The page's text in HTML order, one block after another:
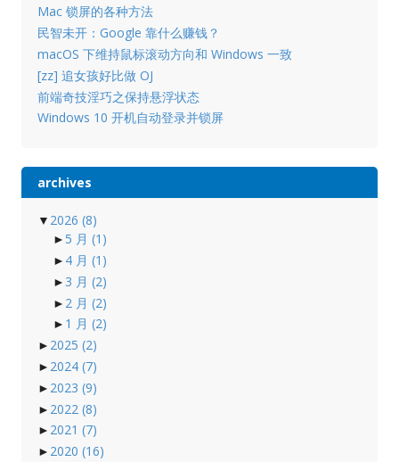
Mac 锁屏的各种方法
民智未开：Google 靠什么赚钱？
macOS 下维持鼠标滚动方向和 Windows 一致
[zz] 追女孩好比做 OJ
前端奇技淫巧之保持悬浮状态
Windows 10 开机自动登录并锁屏
archives
▼ 2026 (8)
► 5 月 (1)
► 4 月 (1)
► 3 月 (2)
► 2 月 (2)
► 1 月 (2)
► 2025 (2)
► 2024 (7)
► 2023 (9)
► 2022 (8)
► 2021 (7)
► 2020 (16)